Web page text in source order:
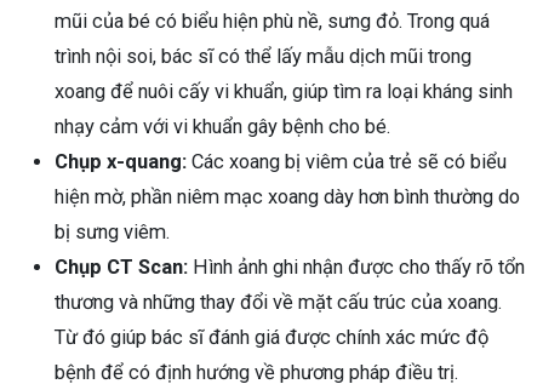
mũi của bé có biểu hiện phù nề, sưng đỏ. Trong quá
trình nội soi, bác sĩ có thể lấy mẫu dịch mũi trong
xoang để nuôi cấy vi khuẩn, giúp tìm ra loại kháng sinh
nhạy cảm với vi khuẩn gây bệnh cho bé.
Chụp x-quang: Các xoang bị viêm của trẻ sẽ có biểu
hiện mờ, phần niêm mạc xoang dày hơn bình thường do
bị sưng viêm.
Chụp CT Scan: Hình ảnh ghi nhận được cho thấy rõ tổn
thương và những thay đổi về mặt cấu trúc của xoang.
Từ đó giúp bác sĩ đánh giá được chính xác mức độ
bệnh để có định hướng về phương pháp điều trị.